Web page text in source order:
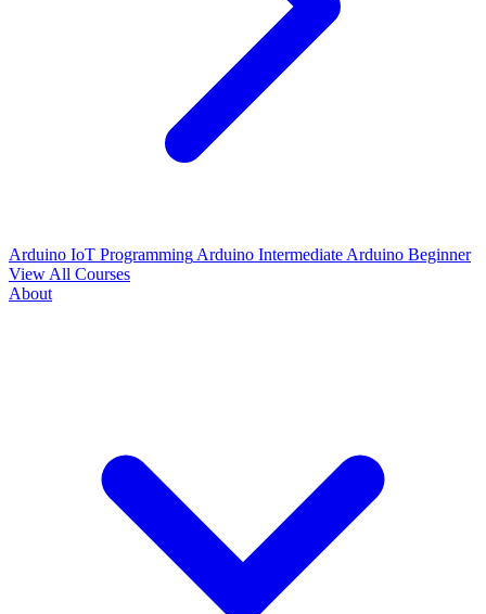
Arduino IoT Programming Arduino Intermediate Arduino Beginner
View All Courses
About